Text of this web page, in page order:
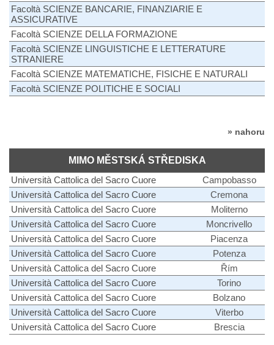
Facoltà SCIENZE BANCARIE, FINANZIARIE E
ASSICURATIVE
Facoltà SCIENZE DELLA FORMAZIONE
Facoltà SCIENZE LINGUISTICHE E LETTERATURE
STRANIERE
Facoltà SCIENZE MATEMATICHE, FISICHE E NATURALI
Facoltà SCIENZE POLITICHE E SOCIALI
» nahoru
MIMO MĚSTSKÁ STŘEDISKA
Università Cattolica del Sacro Cuore
Campobasso
Università Cattolica del Sacro Cuore
Cremona
Università Cattolica del Sacro Cuore
Moliterno
Università Cattolica del Sacro Cuore
Moncrivello
Università Cattolica del Sacro Cuore
Piacenza
Università Cattolica del Sacro Cuore
Potenza
Università Cattolica del Sacro Cuore
Řím
Università Cattolica del Sacro Cuore
Torino
Università Cattolica del Sacro Cuore
Bolzano
Università Cattolica del Sacro Cuore
Viterbo
Università Cattolica del Sacro Cuore
Brescia